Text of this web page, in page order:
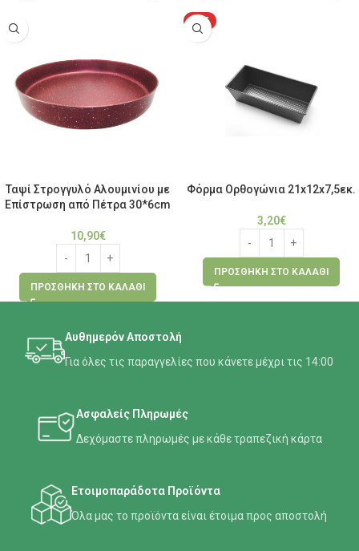
Ταψί Στρογγυλό Αλουμινίου με
Επίστρωση από Πέτρα 30*6cm
10,90€
ΠΡΟΣΘΉΚΗ ΣΤΟ ΚΑΛΆΘΙ
HOT
Φόρμα Ορθογώνια 21x12x7,5εκ.
3,20€
ΠΡΟΣΘΉΚΗ ΣΤΟ ΚΑΛΆΘΙ
Αυθημερόν Αποστολή
Για όλες τις παραγγελίες που κάνετε μέχρι τις 14:00
Ασφαλείς Πληρωμές
Δεχόμαστε πληρωμές με κάθε τραπεζική κάρτα
Ετοιμοπαράδοτα Προϊόντα
Όλα μας το προϊόντα είναι έτοιμα προς αποστολή